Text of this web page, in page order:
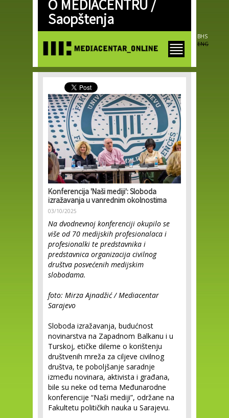
Skip to
main
content
O MEDIACENTRU /
Saopštenja
BHS
ENG
Konferencija 'Naši mediji': Sloboda
izražavanja u vanrednim okolnostima
03/10/2025
Na dvodnevnoj konferenciji okupilo se
više od 70 medijskih profesionalaca i
profesionalki te predstavnika i
predstavnica organizacija civilnog
društva posvećenih medijskim
slobodama.
foto: Mirza Ajnadžić / Mediacentar
Sarajevo
Sloboda izražavanja, budućnost
novinarstva na Zapadnom Balkanu i u
Turskoj, etičke dileme o korištenju
društvenih mreža za ciljeve civilnog
društva, te poboljšanje saradnje
između novinara, aktivista i građana,
bile su neke od tema Međunarodne
konferencije “Naši mediji”, održane na
Fakultetu političkih nauka u Sarajevu.